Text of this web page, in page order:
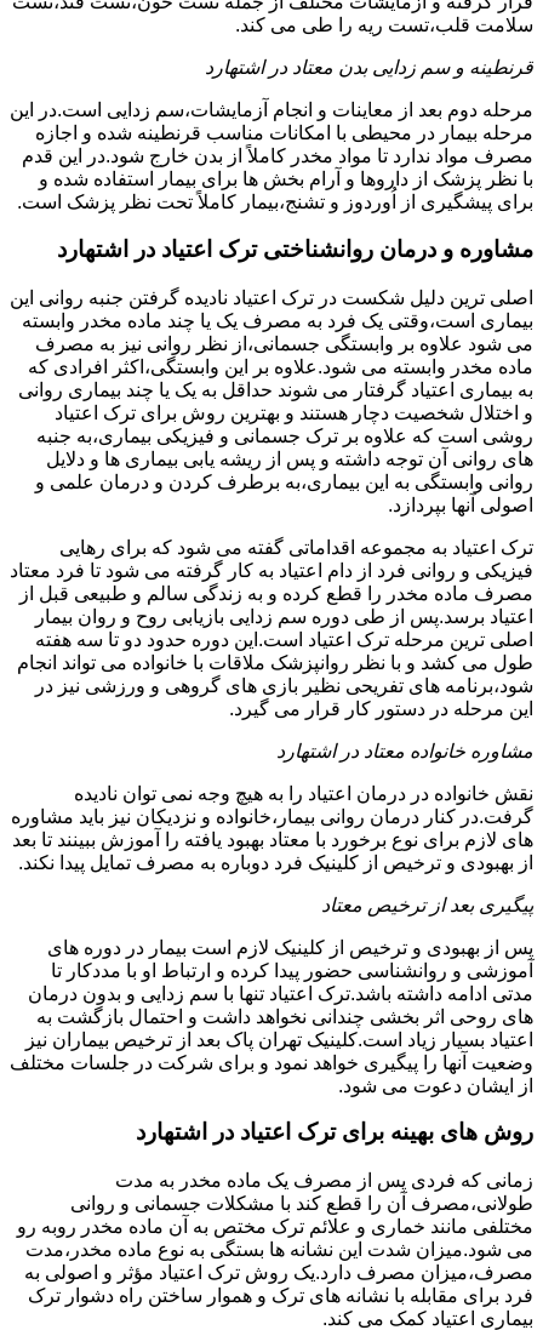
سلامت قلب،تست ریه را طی می کند.
قرنطینه و سم زدایی بدن معتاد در اشتهارد
مرحله دوم بعد از معاینات و انجام آزمایشات،سم زدایی است.در این
مرحله بیمار در محیطی با امکانات مناسب قرنطینه شده و اجازه
مصرف مواد ندارد تا مواد مخدر کاملاً از بدن خارج شود.در این قدم
با نظر پزشک از داروها و آرام بخش ها برای بیمار استفاده شده و
برای پیشگیری از اُوردوز و تشنج،بیمار کاملاً تحت نظر پزشک است.
مشاوره و درمان روانشناختی ترک اعتیاد در اشتهارد
اصلی ترین دلیل شکست در ترک اعتیاد نادیده گرفتن جنبه روانی این
بیماری است،وقتی یک فرد به مصرف یک یا چند ماده مخدر وابسته
می شود علاوه بر وابستگی جسمانی،از نظر روانی نیز به مصرف
ماده مخدر وابسته می شود.علاوه بر این وابستگی،اکثر افرادی که
به بیماری اعتیاد گرفتار می شوند حداقل به یک یا چند بیماری روانی
و اختلال شخصیت دچار هستند و بهترین روش برای ترک اعتیاد
روشی است که علاوه بر ترک جسمانی و فیزیکی بیماری،به جنبه
های روانی آن توجه داشته و پس از ریشه یابی بیماری ها و دلایل
روانی وابستگی به این بیماری،به برطرف کردن و درمان علمی و
اصولی آنها بپردازد.
ترک اعتیاد به مجموعه اقداماتی گفته می شود که برای رهایی
فیزیکی و روانی فرد از دام اعتیاد به کار گرفته می شود تا فرد معتاد
مصرف ماده مخدر را قطع کرده و به زندگی سالم و طبیعی قبل از
اعتیاد برسد.پس از طی دوره سم زدایی بازیابی روح و روان بیمار
اصلی ترین مرحله ترک اعتیاد است.این دوره حدود دو تا سه هفته
طول می کشد و با نظر روانپزشک ملاقات با خانواده می تواند انجام
شود،برنامه های تفریحی نظیر بازی های گروهی و ورزشی نیز در
این مرحله در دستور کار قرار می گیرد.
مشاوره خانواده معتاد در اشتهارد
نقش خانواده در درمان اعتیاد را به هیچ وجه نمی توان نادیده
گرفت.در کنار درمان روانی بیمار،خانواده و نزدیکان نیز باید مشاوره
های لازم برای نوع برخورد با معتاد بهبود یافته را آموزش ببینند تا بعد
از بهبودی و ترخیص از کلینیک فرد دوباره به مصرف تمایل پیدا نکند.
پیگیری بعد از ترخیص معتاد
پس از بهبودی و ترخیص از کلینیک لازم است بیمار در دوره های
آموزشی و روانشناسی حضور پیدا کرده و ارتباط او با مددکار تا
مدتی ادامه داشته باشد.ترک اعتیاد تنها با سم زدایی و بدون درمان
های روحی اثر بخشی چندانی نخواهد داشت و احتمال بازگشت به
اعتیاد بسیار زیاد است.کلینیک تهران پاک بعد از ترخیص بیماران نیز
وضعیت آنها را پیگیری خواهد نمود و برای شرکت در جلسات مختلف
از ایشان دعوت می شود.
روش های بهینه برای ترک اعتیاد در اشتهارد
زمانی که فردی پس از مصرف یک ماده مخدر به مدت
طولانی،مصرف آن را قطع کند با مشکلات جسمانی و روانی
مختلفی مانند خماری و علائم ترک مختص به آن ماده مخدر روبه رو
می شود.میزان شدت این نشانه ها بستگی به نوع ماده مخدر،مدت
مصرف،میزان مصرف دارد.یک روش ترک اعتیاد مؤثر و اصولی به
فرد برای مقابله با نشانه های ترک و هموار ساختن راه دشوار ترک
بیماری اعتیاد کمک می کند.